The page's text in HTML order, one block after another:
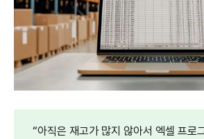
“아직은 재고가 많지 않아서 엑셀 프로